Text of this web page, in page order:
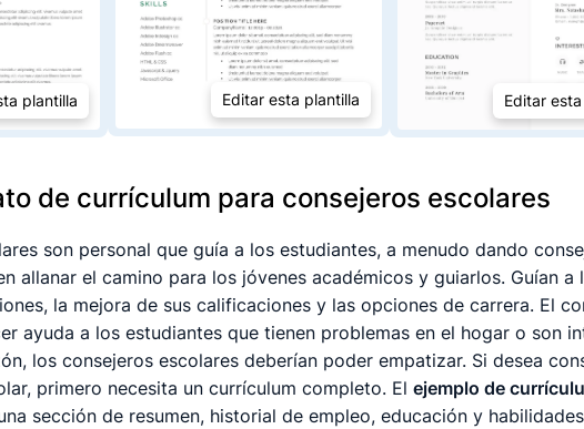
plantilla Editar esta plantilla Editar
de currículum para consejeros escolares
son personal que guía a los estudiantes, a menudo dando
allanar el camino para los jóvenes académicos y guiarlos. Guían a
la mejora de sus calificaciones y las opciones de carrera. El
ayuda a los estudiantes que tienen problemas en el hogar o son
los consejeros escolares deberían poder empatizar. Si desea
primero necesita un currículum completo. El ejemplo de
sección de resumen, historial de empleo, educación y